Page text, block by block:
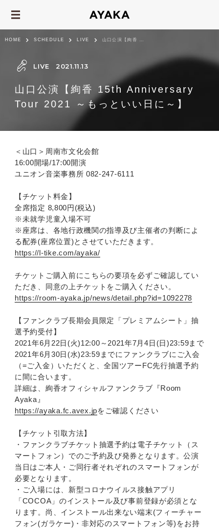
HOME SCHEDULE LIVE 山口公演【絢香 15th Anniversary Tour 2021 ～もっといい日に～】
LIVE 2021.11.13
山口公演【絢香 15th Anniversary
Tour 2021 ～もっといい日に～】
＜山口＞周南市文化会館
16:00開場/17:00開演
ユニオン音楽事務所 082-247-6111
【チケット料金】
全席指定 8,800円(税込)
※未就学児童入場不可
※座席は、各地行政機関の指導及び主催者の判断によ
る配券(座席位置)とさせていただきます。
https://l-tike.com/ayaka/
チケットご購入前にこちらの要項を必ずご確認してい
ただき、同意の上チケットをご購入ください。
https://room-ayaka.jp/news/detail.php?id=1092278
【ファンクラブ長期会員限定「プレミアムシート」抽
選予約受付】
2021年6月22日(火)12:00～2021年7月4日(日)23:59まで
2021年6月30日(水)23:59までにファンクラブにご入会
（=ご入金）いただくと、全国ツアーFC先行抽選予約
に間に合います。
詳細は、絢香オフィシャルファンクラブ『Room
Ayaka』
https://ayaka.fc.avex.jpをご確認ください
【チケット引取方法】
・ファンクラブチケット抽選予約は電子チケット（ス
マートフォン）でのご予約及び発券となります。公演
当日はご本人・ご同行者それぞれのスマートフォンが
必要となります。
・ご入場には、新型コロナウイルス接触アプリ
「COCOA」のインストール及び事前登録が必須とな
ります。尚、インストール出来ない端末(フィーチャー
フォン(ガラケー)・非対応のスマートフォン等)をお持